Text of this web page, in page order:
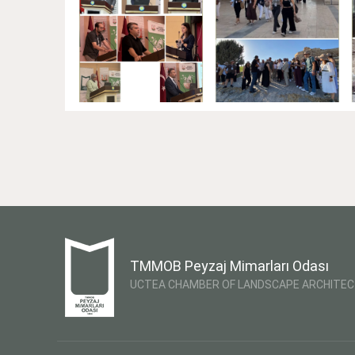
TMMOB Peyzaj Mimarları Odası
UCTEA CHAMBER OF LANDSCAPE